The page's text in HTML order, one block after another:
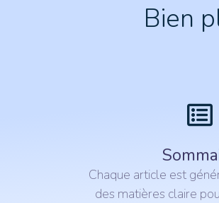
Bien
Chaque article est
des matières claire